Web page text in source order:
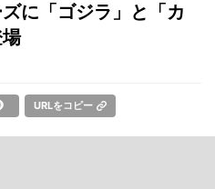
に「ゴジラ」と「カ
URLをコピー